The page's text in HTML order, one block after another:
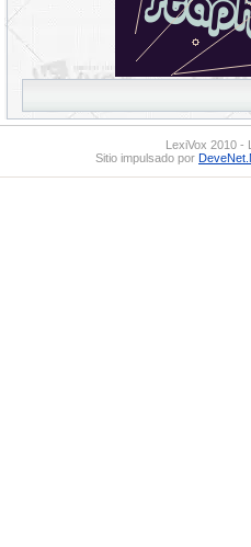
LexiVox 2010 -
Sitio impulsado por